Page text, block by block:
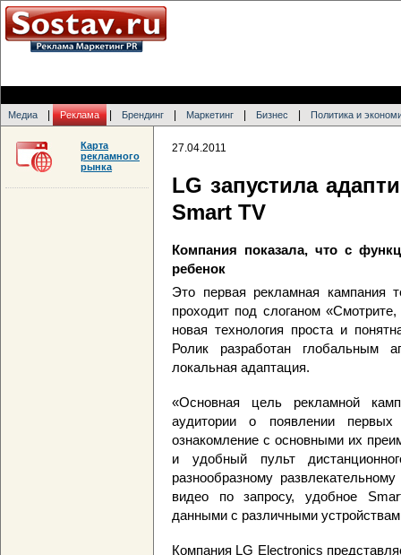
Медиа Реклама Брендинг Маркетинг Бизнес Политика и
27.04.2011
LG запустила
Smart TV
Компания показала, что с
ребенок
Это первая рекламная кампания
проходит под слоганом
новая технология проста и
Ролик разработан глобальным
локальная адаптация.
«Основная цель рекламной
аудитории о появлении
ознакомление с основными их
и удобный пульт
разнообразному
видео по запросу, удобное
данными с различными
Компания LG Electronics
Карта
рекламного
рынка